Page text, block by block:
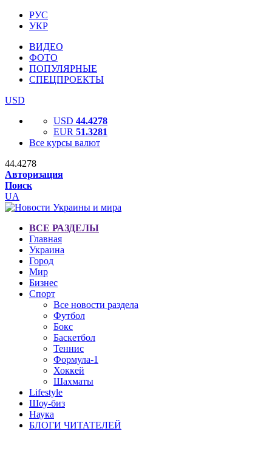
РУС
УКР
ВИДЕО
ФОТО
ПОПУЛЯРНЫЕ
СПЕЦПРОЕКТЫ
USD
USD 44.4278
EUR 51.3281
Все курсы валют
44.4278
Авторизация
Поиск
UA
ВСЕ РАЗДЕЛЫ
Главная
Украина
Город
Мир
Бизнес
Спорт
Все новости раздела
Футбол
Бокс
Баскетбол
Теннис
Формула-1
Хоккей
Шахматы
Lifestyle
Шоу-биз
Наука
БЛОГИ ЧИТАТЕЛЕЙ